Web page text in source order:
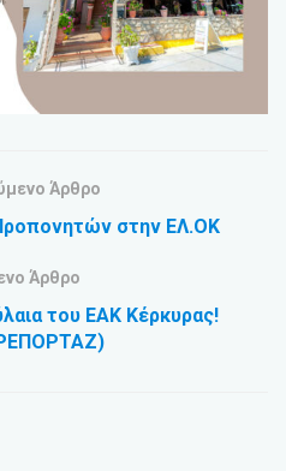
Άρθρο
στην ΕΛ.ΟΚ
Άρθρο
του ΕΑΚ Κέρκυρας!